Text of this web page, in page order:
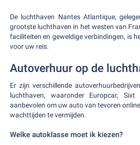
De luchthaven Nantes Atlantique,
grootste luchthaven in het westen van
faciliteiten en geweldige verbindingen, is
voor uw reis.
Autoverhuur op de
Er zijn verschillende
luchthaven, waaronder Europcar,
aanbevolen om uw auto van tevoren
wachttijden te vermijden.
Welke autoklasse moet ik kiezen?